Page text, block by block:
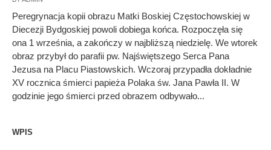
Peregrynacja kopii obrazu Matki Boskiej Częstochowskiej w
Diecezji Bydgoskiej powoli dobiega końca. Rozpoczęła się
ona 1 września, a zakończy w najbliższą niedzielę. We wtorek
obraz przybył do parafii pw. Najświętszego Serca Pana
Jezusa na Placu Piastowskich. Wczoraj przypadła dokładnie
XV rocznica śmierci papieża Polaka św. Jana Pawła II. W
godzinie jego śmierci przed obrazem odbywało...
WPIS